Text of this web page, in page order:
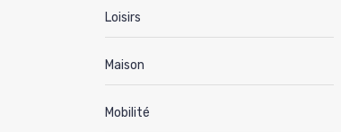
Loisirs
Maison
Mobilité